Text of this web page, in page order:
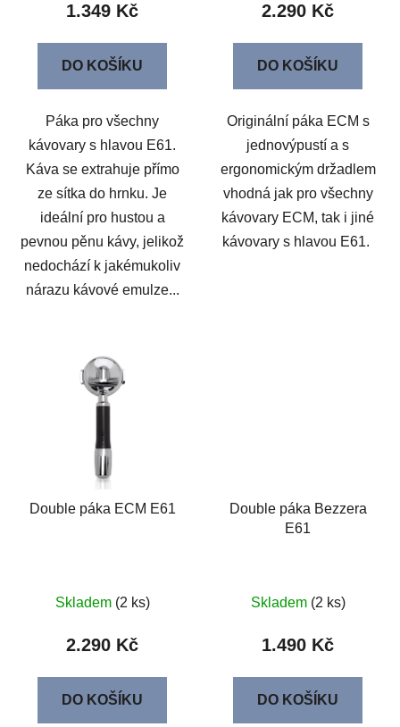
1.349 Kč
DO KOŠÍKU
Páka pro všechny
kávovary s hlavou E61.
Káva se extrahuje přímo
ze sítka do hrnku. Je
ideální pro hustou a
pevnou pěnu kávy, jelikož
nedochází k jakémukoliv
nárazu kávové emulze...
2.290 Kč
DO KOŠÍKU
Originální páka ECM s
jednovýpustí a s
ergonomickým držadlem
vhodná jak pro všechny
kávovary ECM, tak i jiné
kávovary s hlavou E61.
Double páka ECM E61
Skladem (2 ks)
2.290 Kč
DO KOŠÍKU
Double páka Bezzera
E61
Skladem (2 ks)
1.490 Kč
DO KOŠÍKU